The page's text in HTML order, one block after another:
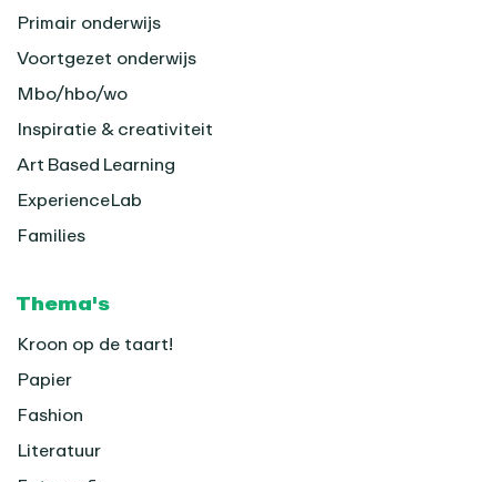
Primair onderwijs
Voortgezet onderwijs
Mbo/hbo/wo
Inspiratie & creativiteit
Art Based Learning
ExperienceLab
Families
Thema's
Kroon op de taart!
Papier
Fashion
Literatuur